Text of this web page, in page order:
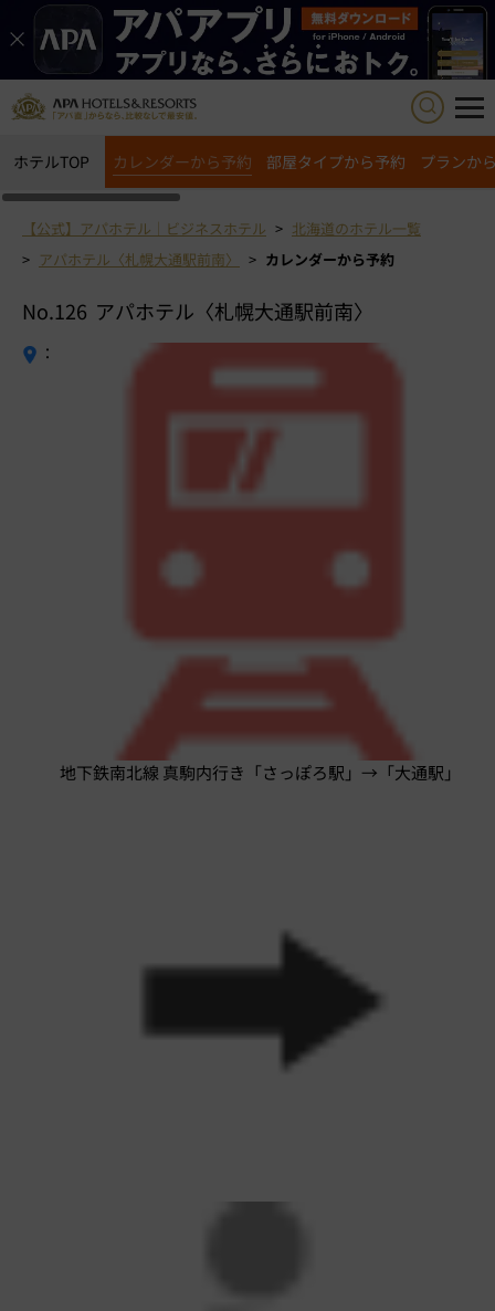
ホテルTOP カレンダーから予約 部屋タイプから予約 プランか
【公式】アパホテル｜ビジネスホテル
北海道のホテル一覧
アパホテル〈札幌大通駅前南〉
カレンダーから予約
No.126 アパホテル〈札幌大通駅前南〉
：
地下鉄南北線 真駒内行き「さっぽろ駅」→「大通駅」